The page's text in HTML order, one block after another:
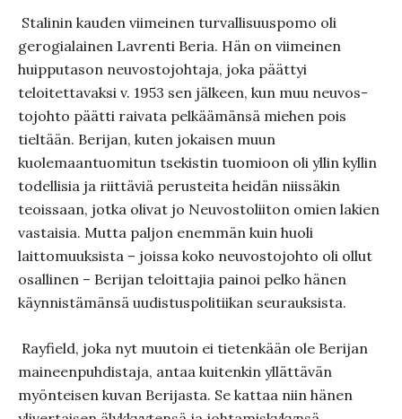
Stalinin kauden viimeinen turvallisuuspomo oli
gerogialainen Lavrenti Beria. Hän on viimeinen
huipputason neuvostojohtaja, joka päättyi
teloitettavaksi v. 1953 sen jälkeen, kun muu neuvos­
tojohto päätti raivata pelkäämänsä miehen pois
tieltään. Berijan, kuten jokaisen muun
kuolemaantuomitun tsekistin tuomioon oli yllin kyllin
todellisia ja riittäviä perusteita heidän niissäkin
teoissaan, jotka olivat jo Neuvostoliiton omien lakien
vastaisia. Mutta paljon enemmän kuin huoli
laittomuuksista – joissa koko neuvostojohto oli ollut
osallinen – Berijan teloitta­jia painoi pelko hänen
käynnistämänsä uudis­tuspolitiikan seurauk­sis­ta.
Rayfield, joka nyt muutoin ei tietenkään ole Berijan
maineen­puhdistaja, antaa kuitenkin yllättävän
myönteisen kuvan Berijas­ta. Se kattaa niin hänen